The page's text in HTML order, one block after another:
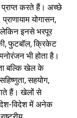
प्राप्त करते हैं। अच्छे
योगासन,
इनसे भरपूर
फुटबॉल, क्रिकेट
भी होता है।
बल्कि खेल के
सहयोग,
हैं। खेलों से
देश-विदेश में अनेक